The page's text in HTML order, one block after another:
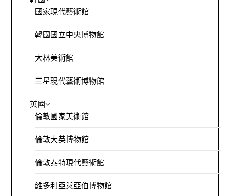
國家現代藝術館
韓國國立中央博物館
大林美術館
三星現代藝術博物館
英國
倫敦國家美術館
倫敦大英博物館
倫敦泰特現代藝術館
維多利亞與亞伯博物館